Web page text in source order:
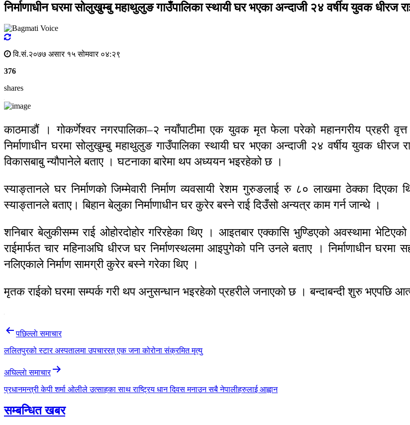
निर्माणाधीन घरमा सोलुखुम्बु महाथुलुङ गाउँपालिका स्थायी घर भएका अन्दाजी २४ वर्षीय युवक धीरज
वि.सं.२०७७ असार १५ सोमवार ०४:२९
376
shares
काठमाडौं । गोकर्णेश्वर नगरपालिका–२ नयाँपाटीमा एक युवक मृत फेला परेको महानगरीय प्रहरी
निर्माणाधीन घरमा सोलुखुम्बु महाथुलुङ गाउँपालिका स्थायी घर भएका अन्दाजी २४ वर्षीय युवक धीरज
विकासबाबु न्यौपानेले बताए । घटनाका बारेमा थप अध्ययन भइरहेको छ ।
स्याङ्तानले घर निर्माणको जिम्मेवारी निर्माण व्यवसायी रेशम गुरुङलाई रु ८० लाखमा ठेक्का
स्याङ्तानले बताए। बिहान बेलुका निर्माणाधीन घर कुरेर बस्ने राई दिउँसो अन्यत्र काम गर्न जान्थे ।
शनिबार बेलुकीसम्म राई ओहोरदोहोर गरिरहेका थिए । आइतबार एक्कासि भुण्डिएको अवस्थामा
राईमार्फत चार महिनाअघि धीरज घर निर्माणस्थलमा आइपुगेको पनि उनले बताए । निर्माणाधीन
नलिएकाले निर्माण सामग्री कुरेर बस्ने गरेका थिए ।
मृतक राईको घरमा सम्पर्क गरी थप अनुसन्धान भइरहेको प्रहरीले जनाएको छ । बन्दाबन्दी शुरु भएपछि
Post
navigation
पछिल्लाे समाचार
ललितपुरको स्टार अस्पतालमा उपचाररत् एक जना कोरोना संक्रमित मृत्यु
अघिल्लाे समाचार
प्रधानमन्त्री केपी शर्मा ओलीले उत्साहका साथ राष्ट्रिय धान दिवस मनाउन सबै नेपालीहरुलाई आह्वान
सम्बन्धित खबर